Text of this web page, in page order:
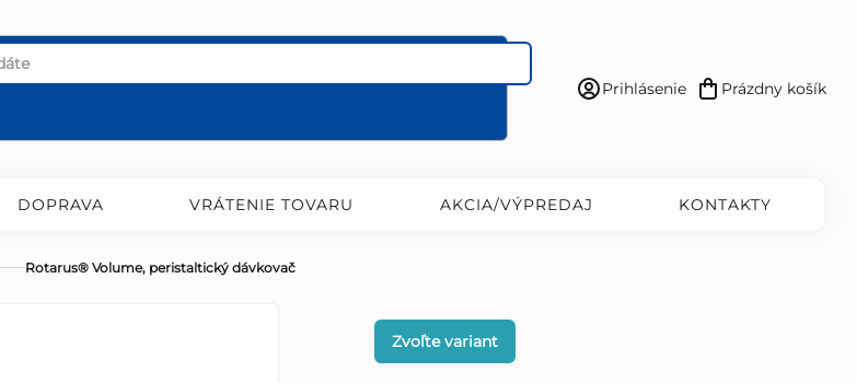
Prihlásenie
Nákupný
Prázdny košík
DOPRAVA VRÁTENIE TOVARU AKCIA/VÝPREDAJ KONTAKTY
Rotarus® Volume, peristaltický dávkovač
Zvoľte variant